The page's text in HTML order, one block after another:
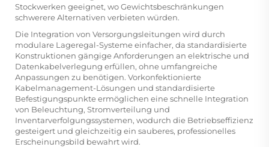
Stockwerken geeignet, wo Gewichtsbeschränkungen
schwerere Alternativen verbieten würden.
Die Integration von Versorgungsleitungen wird durch
modulare Lageregal-Systeme einfacher, da standardisierte
Konstruktionen gängige Anforderungen an elektrische und
Datenkabelverlegung erfüllen, ohne umfangreiche
Anpassungen zu benötigen. Vorkonfektionierte
Kabelmanagement-Lösungen und standardisierte
Befestigungspunkte ermöglichen eine schnelle Integration
von Beleuchtung, Stromverteilung und
Inventarverfolgungssystemen, wodurch die Betriebseffizienz
gesteigert und gleichzeitig ein sauberes, professionelles
Erscheinungsbild bewahrt wird.